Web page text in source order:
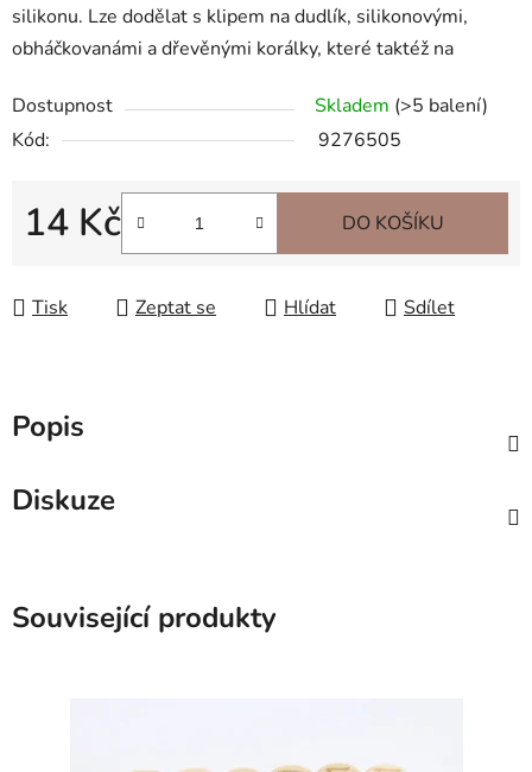
silikonu. Lze dodělat s klipem na dudlík, silikonovými,
obháčkovanámi a dřevěnými korálky, které taktéž na
Dostupnost Skladem (>5 balení)
Kód:
9276505
14 Kč
Měrná cena:
DO KOŠÍKU
Tisk Zeptat se Hlídat Sdílet
Popis
Diskuze
Související produkty